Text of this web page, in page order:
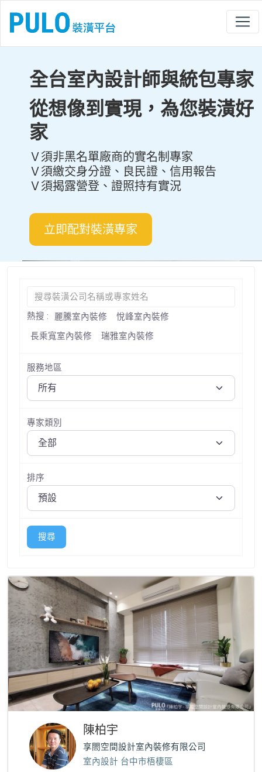
全台室內設計師與統包專家
從想像到實現，為您裝潢好
家
Ｖ須非黑名單廠商的實名制專家
Ｖ須繳交身分證、良民證、信用報告
Ｖ須揭露營登、證照持有實況
立即配對裝潢專家
熱搜 : 麗騰室內裝修
悅峰室內裝修
長乘寬室內裝修
瑞雅室內裝修
服務地區
專家類別
排序
搜尋
陳柏宇
享閤空間設計室內裝修有限公司
室內設計 台中市梧棲區